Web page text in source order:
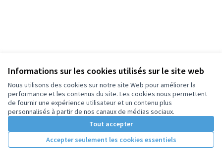
Informations sur les cookies utilisés sur le site web
Nous utilisons des cookies sur notre site Web pour améliorer la
performance et les contenus du site. Les cookies nous permettent
de fournir une expérience utilisateur et un contenu plus
personnalisés à partir de nos canaux de médias sociaux.
Tout accepter
Accepter seulement les cookies essentiels